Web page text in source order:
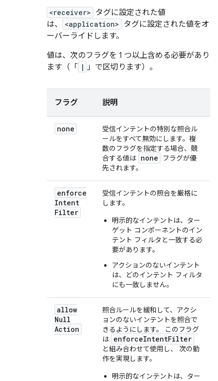
<receiver> タグに設定された値
は、
<application> タグに設定された値をオ
ーバーライドします。
値は、次のフラグを 1 つ以上含める必要があり
ます（「
| 」で区切ります）。
フラグ 説明
none
受信インテントの特別な照合ル
ールをすべて無効にします。複
数のフラグを指定する場合、競
合する値は none
フラグが優
先されます。
enforce
Intent
Filter
受信インテントの照合を厳格に
します。
明示的なインテントは、ター
ゲット コンポーネントのイン
テント フィルタと一致する必
要があります。
アクションのないインテント
は、どのインテント フィルタ
にも一致しません。
allow
Null
Action
照合ルールを緩和して、アクシ
ョンのないインテントを照合で
きるようにします。 このフラグ
は enforceIntentFilter
と組み合わせて使用し、 次の動
作を実現します。
明示的なインテントは、ター